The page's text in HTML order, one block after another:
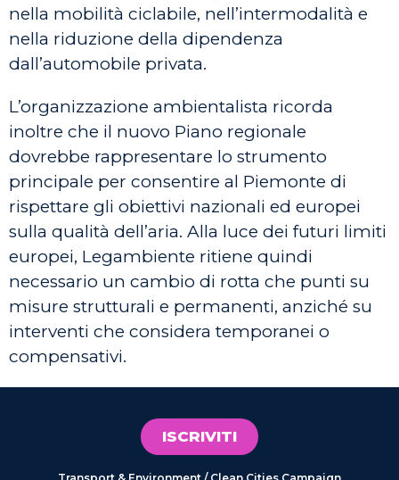
nella mobilità ciclabile, nell’intermodalità e
nella riduzione della dipendenza
dall’automobile privata.
L’organizzazione ambientalista ricorda
inoltre che il nuovo Piano regionale
dovrebbe rappresentare lo strumento
principale per consentire al Piemonte di
rispettare gli obiettivi nazionali ed europei
sulla qualità dell’aria. Alla luce dei futuri limiti
europei, Legambiente ritiene quindi
necessario un cambio di rotta che punti su
misure strutturali e permanenti, anziché su
interventi che considera temporanei o
compensativi.
ISCRIVITI